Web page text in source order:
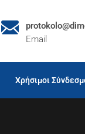
Email
Χρήσιμοι